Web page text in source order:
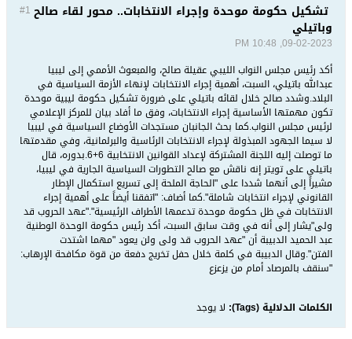
#1 تشكيل حكومة موحدة وإجراء الانتخابات.. محور لقاء صالح
وباتيلي
09-02-2023, 10:48 PM
أكد رئيس مجلس النواب الليبي عقيلة صالح، والمبعوث الأممي إلى ليبيا
عبدالله باتيلي، السبت، أهمية إجراء الانتخابات لإنهاء الأزمة السياسية في
البلاد.وشدد صالح خلال لقائه باتيلي على ضرورة تشكيل حكومة ليبية موحدة
تكون مهمتها الأساسية إجراء الانتخابات، وفق ما أفاد بيان للمركز الإعلامي
لرئيس مجلس النواب.كما بحث الجانبان مستجدات الأوضاع السياسية في ليبيا
لا سيما الجهود المبذولة لإجراء الانتخابات الرئاسية والبرلمانية، وفي مقدمتها
ما توصلت إليه اللجنة المشتركة لإعداد القوانين الانتخابية 6+6.بدوره، قال
باتيلي على تويتر إنه ناقش مع صالح التطورات السياسية الجارية في ليبيا،
مشيراً إلى أنهما شددا على "الحاجة الملحة إلى تسريع استكمال الإطار
القانوني لإجراء انتخابات شاملة".كما أضاف: "اتفقنا أيضاً على أهمية إجراء
الانتخابات في ظل حكومة موحدة تدعمها الأطراف الرئيسية"."عهد الحروب قد
ولى"يشار إلى أنه في وقت سابق السبت، أكد رئيس حكومة الوحدة الوطنية
عبد الحميد الدبيبة أن "عهد الحروب قد ولى ولن يعود "مهما اشتدت
الفتن".وقال الدبيبة في كلمة خلال حفل تخريج دفعة من قوة مكافحة الإرهاب:
"سنقف بالمرصاد أمام من يزعزع
الكلمات الدلالية (Tags): لا يوجد